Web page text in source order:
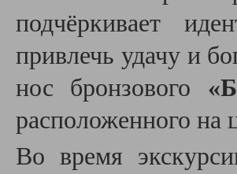
подчёркивает
привлечь удачу и
нос бронзового
расположенного на
Во время